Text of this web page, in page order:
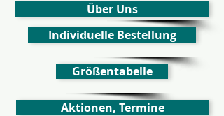
Über Uns
Individuelle Bestellung
Größentabelle
Aktionen, Termine